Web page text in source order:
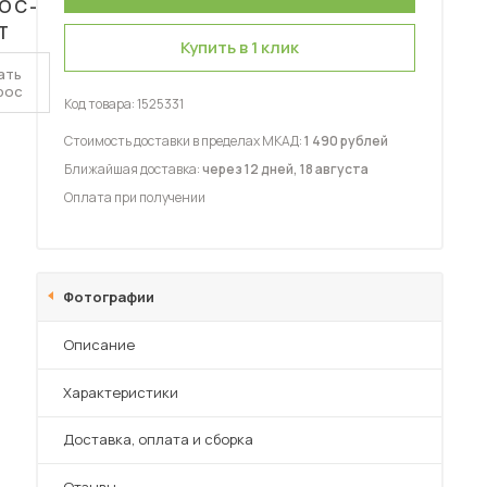
мебель для гостиных
Купить в 1 клик
Код товара:1525331
Стоимость доставки в пределах МКАД:1 490 рублей
Ближайшая доставка:через 12 дней, 18 августа
Оплата при получении
Фотографии
Описание
Характеристики
Преимущества
Доставка, оплата и сборка